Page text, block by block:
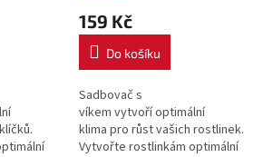
159 Kč
Do košíku
Sadbovač s
víkem vytvoří optimální
klima pro růst vašich rostlinek.
Vytvořte rostlinkám optimální